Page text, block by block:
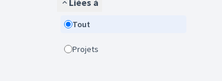
Liées à
Tout
Projets